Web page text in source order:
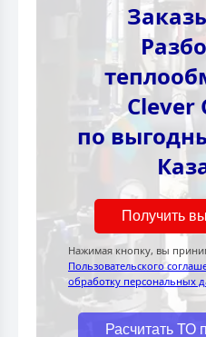
Clever
по
Получить
Нажимая кнопку, вы
Пользовательского
обработку персональных
Расчитать ТО